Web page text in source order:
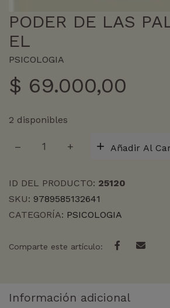
PODER DE LAS
EL
PSICOLOGIA
$ 69.000,00
2 disponibles
cantidad
Añadir Al
ID DEL PRODUCTO: 25120
SKU: 9789585132641
CATEGORÍA: PSICOLOGIA
Comparte este artículo:
Información adicional